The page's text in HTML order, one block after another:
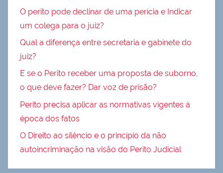
O perito pode declinar de uma perícia e Indicar
um colega para o juiz?
Qual a diferença entre secretaria e gabinete do
juiz?
E se o Perito receber uma proposta de suborno,
o que deve fazer? Dar voz de prisão?
Perito precisa aplicar as normativas vigentes à
época dos fatos
O Direito ao silêncio e o princípio da não
autoincriminação na visão do Perito Judicial